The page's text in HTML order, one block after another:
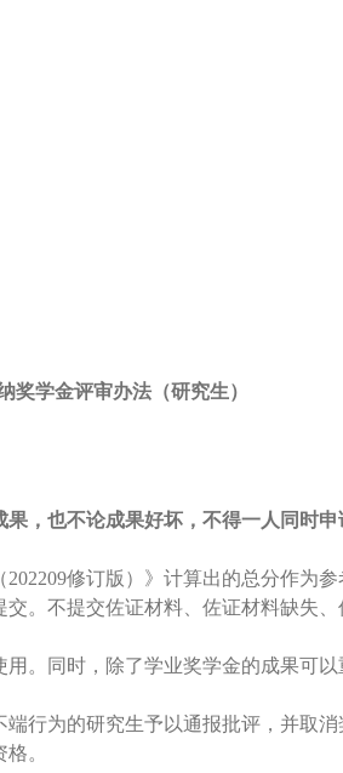
奖学金评审办法（研究生）
， 也不论成果好坏， 不得一人同时申
修订版）》计算出的总分作为参
。不提交佐证材料、佐证材料缺失
。同时，除了学业奖学金的成果可
行为的研究生予以通报批评，并取消
。